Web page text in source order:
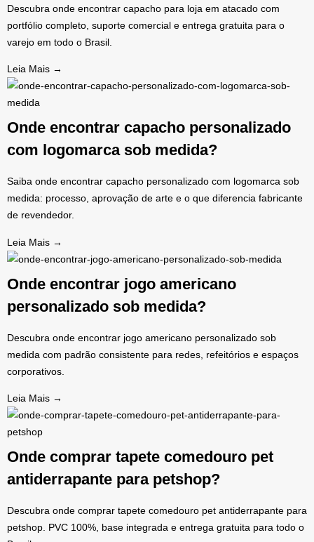
Descubra onde encontrar capacho para loja em atacado com
portfólio completo, suporte comercial e entrega gratuita para o
varejo em todo o Brasil.
Leia Mais →
Onde encontrar capacho personalizado
com logomarca sob medida?
Saiba onde encontrar capacho personalizado com logomarca sob
medida: processo, aprovação de arte e o que diferencia fabricante
de revendedor.
Leia Mais →
Onde encontrar jogo americano
personalizado sob medida?
Descubra onde encontrar jogo americano personalizado sob
medida com padrão consistente para redes, refeitórios e espaços
corporativos.
Leia Mais →
Onde comprar tapete comedouro pet
antiderrapante para petshop?
Descubra onde comprar tapete comedouro pet antiderrapante para
petshop. PVC 100%, base integrada e entrega gratuita para todo o